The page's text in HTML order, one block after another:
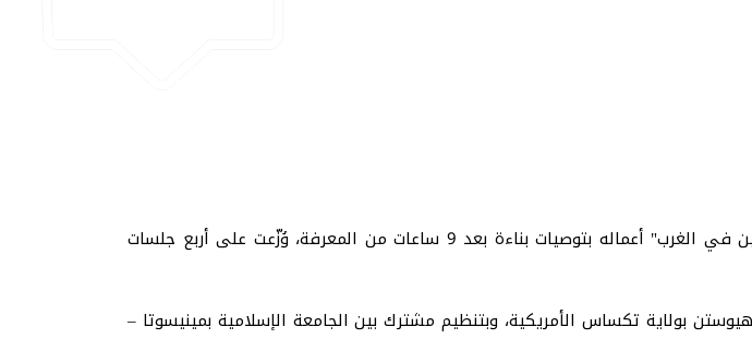
اختتم المؤتمر العلمي الدولي "المستجدات الفقهية والقانونية والتربوية للمسلمين في الغرب" أعماله بتوصيات بناءة بعد 9 ساعات من المعرفة، وُزّعت على أربع جلسات
المؤتمر في يوم الجمعة 29 أغسطس 2025 في مدينة هيوستن بولاية تكساس الأمريكية، وبتنظيم مشترك بين الجامعة الإسلامية بمينيسوتا –